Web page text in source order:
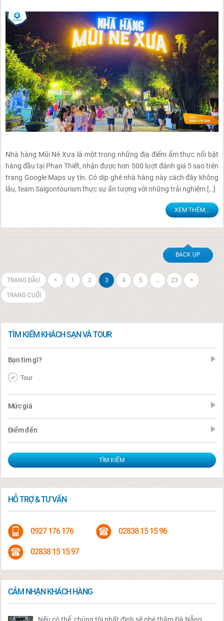
Nhà hàng Mũi Né Xưa là một trong những địa điểm ẩm thực nổi bật
hàng đầu tại Phan Thiết, nhận được hơn 500 lượt đánh giá 5 sao trên
trang Google Maps uy tín. Có dịp ghé nhà hàng này cách đây không
lâu, team Saigontourism thực sự ấn tượng với những trải nghiệm […]
XEM THÊM...
BACK UP
TRANG ĐẦU < 1 2 3 4 5 … 23 >
TRANG CUỐI
TÌM KIẾM KHÁCH SẠN VÀ TOUR
Bạn tìm gì?
Tour
Mức giá
Điểm đến
HỖ TRỢ & TƯ VẤN
0927 176 176 02838 15 15 96
02838 15 15 97
CẢM NHẬN KHÁCH HÀNG